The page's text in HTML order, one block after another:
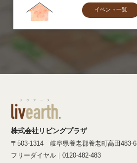
イベント一覧
株式会社リビングプラザ
〒503-1314 岐阜県養老郡養老町高田483-6
フリーダイヤル｜0120-482-483